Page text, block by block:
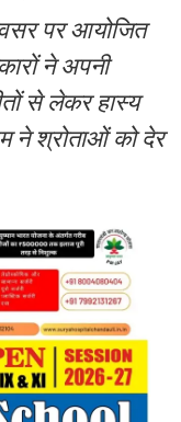
पर आयोजित
ने अपनी
से लेकर हास्य
ने श्रोताओं को देर